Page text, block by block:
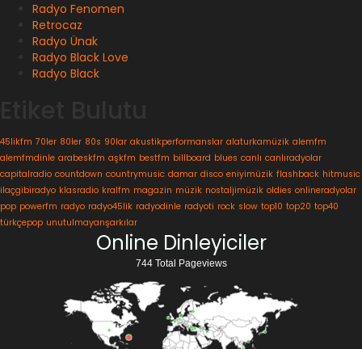
Radyo Fenomen
Retrocaz
Radyo Ünak
Radyo Black Love
Radyo Black
45likfm 70ler 80ler 80s 90lar akustikperformanslar alaturkamüzik alemfm
alemfmdinle arabeskfm aşkfm bestfm billboard blues canlı canlıradyolar
capitalradio countdown countrymusic damar disco eniyimüzik flashback hitmusic
ilaçgibiradyo klasradio kralfm magazin müzik nostaljimüzik oldies onlineradyolar
pop powerfm radyo radyo45lik radyodinle radyoti rock slow top10 top20 top40
türkçepop unutulmayanşarkılar
Online Dinleyiciler
744 Total Pageviews